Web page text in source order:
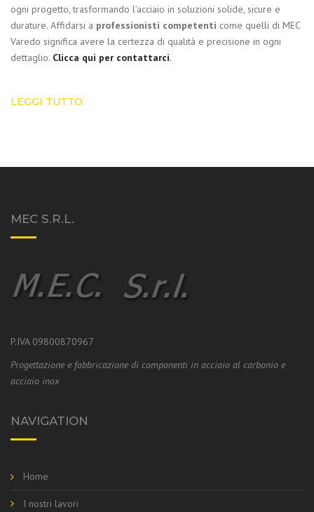
ogni progetto, trasformando l’acciaio in soluzioni solide, sicure e
durature. Affidarsi a professionisti competenti come quelli di MEC
Varedo significa avere la certezza di qualità e precisione in ogni
dettaglio. Clicca qui per contattarci.
LEGGI TUTTO
MEC S.R.L.
P.IVA 09800870967
Progettazione e fabbricazione di componenti in acciaio al carbonio e
acciaio inox
NAVIGATION
Home
I nostri lavori